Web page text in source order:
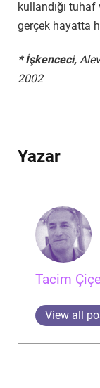
kullandığı
gerçek hayatta
* İşkenceci,
2002
Yazar
Tacim
View all